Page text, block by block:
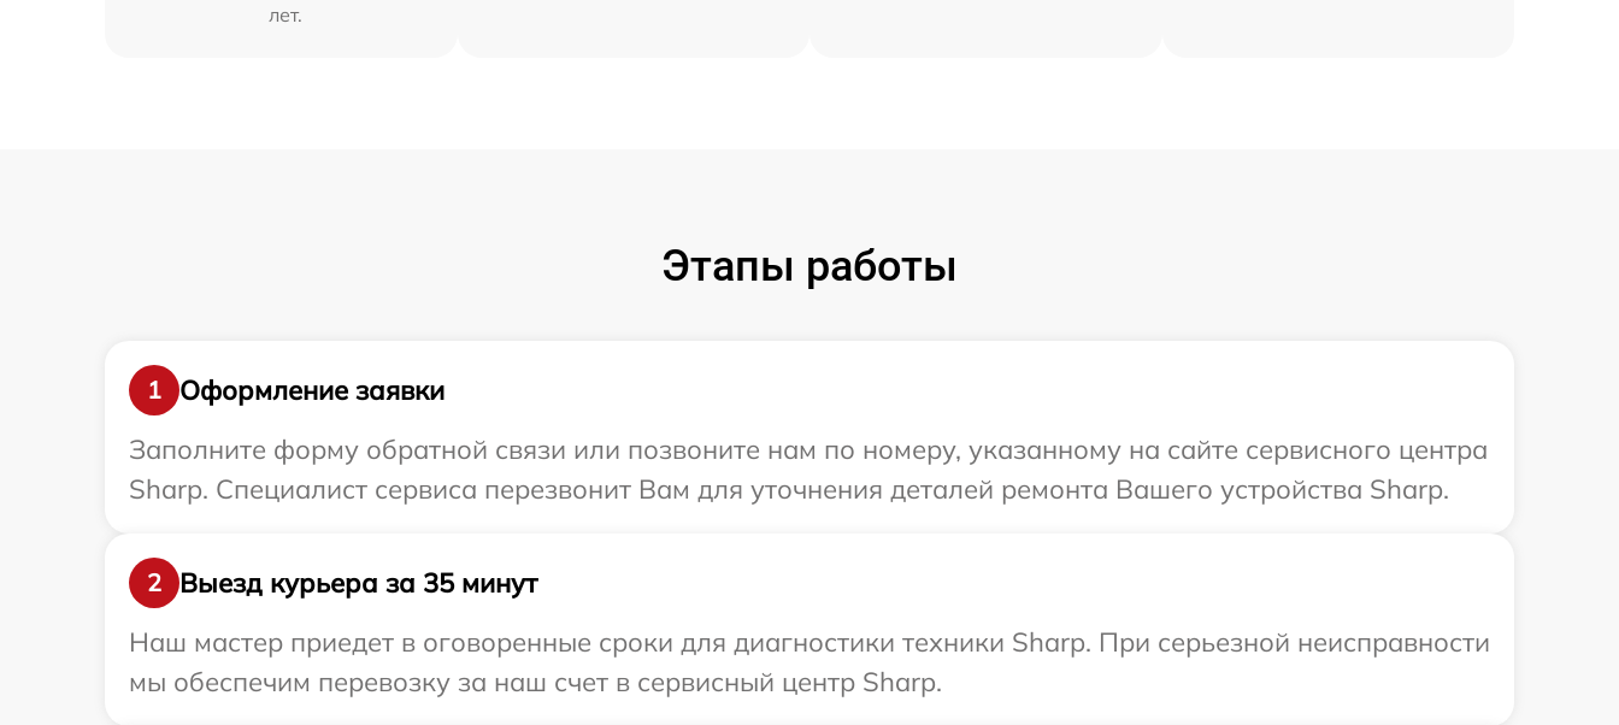
лет.
Этапы работы
1
Оформление заявки
Заполните форму обратной связи или позвоните нам по номеру, указанному на сайте сервисного центра
Sharp. Специалист сервиса перезвонит Вам для уточнения деталей ремонта Вашего устройства Sharp.
2
Выезд курьера за 35 минут
Наш мастер приедет в оговоренные сроки для диагностики техники Sharp. При серьезной неисправности
мы обеспечим перевозку за наш счет в сервисный центр Sharp.